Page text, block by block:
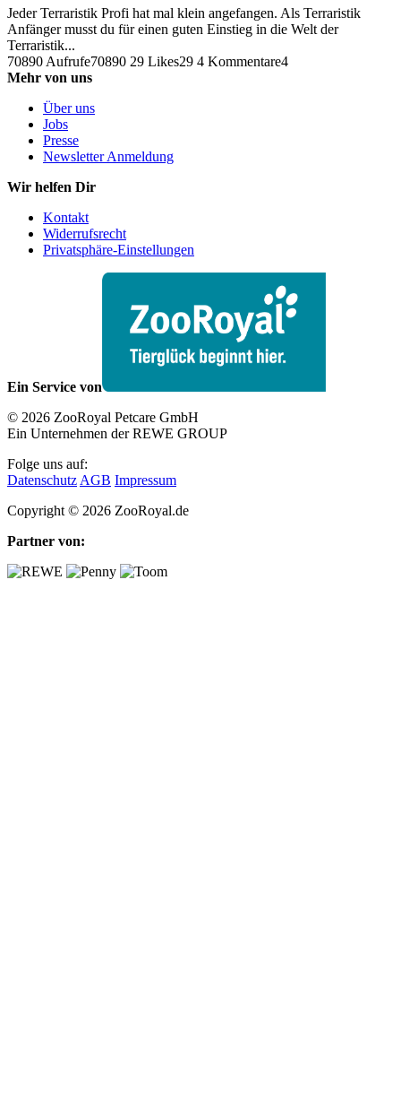
Jeder Terraristik Profi hat mal klein angefangen. Als Terraristik
Anfänger musst du für einen guten Einstieg in die Welt der
Terraristik...
70890 Aufrufe70890 29 Likes29 4 Kommentare4
Mehr von uns
Über uns
Jobs
Presse
Newsletter Anmeldung
Wir helfen Dir
Kontakt
Widerrufsrecht
Privatsphäre-Einstellungen
Ein Service von
© 2026 ZooRoyal Petcare GmbH
Ein Unternehmen der REWE GROUP
Folge uns auf:
DatenschutzAGB Impressum
Copyright © 2026 ZooRoyal.de
Partner von: